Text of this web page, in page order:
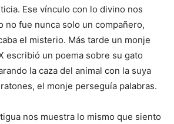
Ese vínculo con lo divino nos
no fue nunca solo un compañero,
el misterio. Más tarde un monje
escribió un poema sobre su gato
la caza del animal con la suya
el monje perseguía palabras.
nos muestra lo mismo que siento